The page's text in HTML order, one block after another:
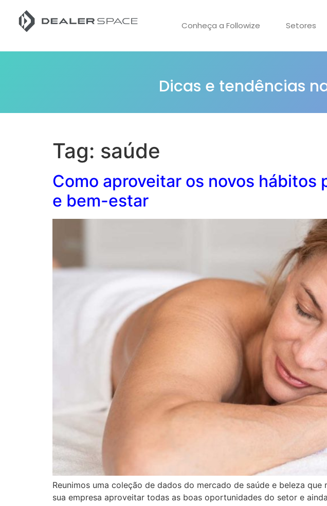
Conheça a Followize Setores
Dicas e tendências
Tag: saúde
Como aproveitar os novos hábitos
e bem-estar
Reunimos uma coleção de dados do mercado de saúde e beleza
sua empresa aproveitar todas as boas oportunidades do setor e